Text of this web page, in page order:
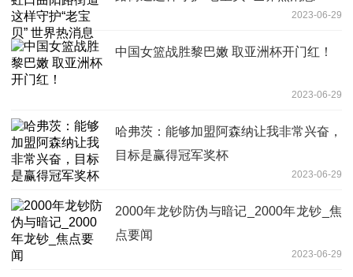
2023-06-29
中国女篮战胜黎巴嫩 取亚洲杯开门红！
2023-06-29
哈弗茨：能够加盟阿森纳让我非常兴奋，
目标是赢得冠军奖杯
2023-06-29
2000年龙钞防伪与暗记_2000年龙钞_焦
点要闻
2023-06-29